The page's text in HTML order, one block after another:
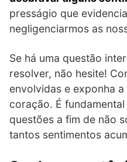
presságio que
negligenciarmos as
Se há uma questão
resolver, não hesite!
envolvidas e exponha
coração. É
questões a fim de não
tantos sentimentos